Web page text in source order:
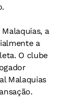
a
a
O clube
Malaquias